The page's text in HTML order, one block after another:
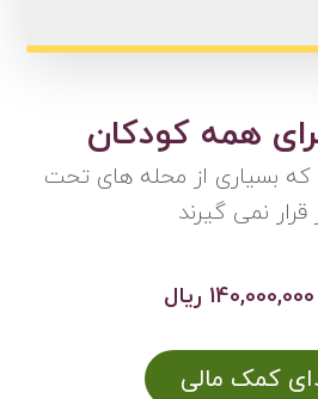
همه کودکان
بسیاری از محله های تحت
قرار نمی گیرند
140,000,000 ریال
کمک مالی